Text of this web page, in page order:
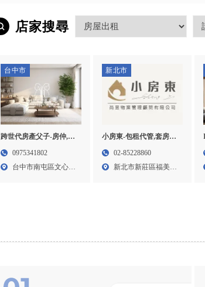
店家搜尋
台中市
跨世代房產父子-房仲,房
屋仲介,台中房仲,南屯房
0975341802
台中市南屯區文心路
新北市
小房東-包租代管,套房改
造,台北包租代管,新莊包
02-85228860
新北市新莊區福美街